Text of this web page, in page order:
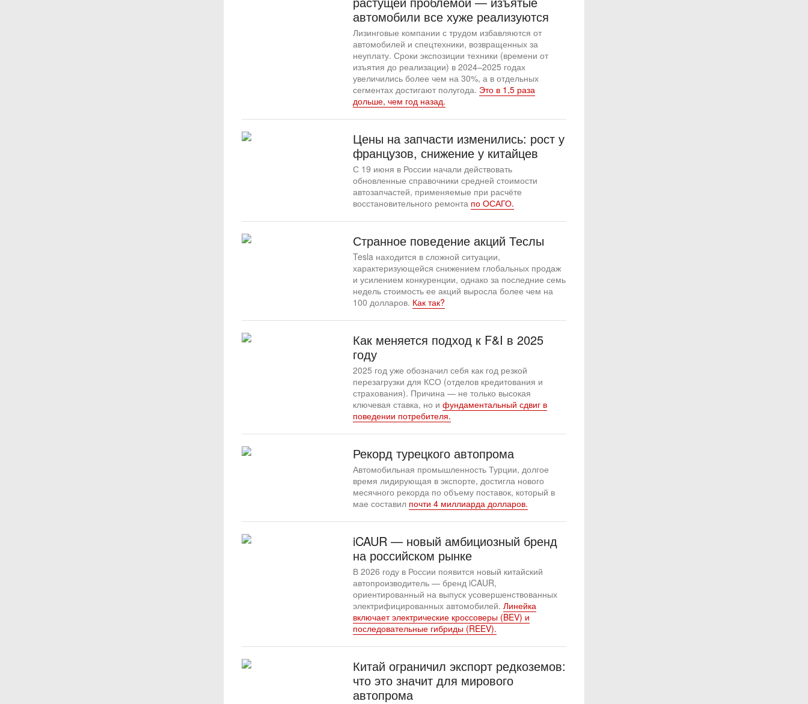
автомобили все хуже реализуются
Лизинговые компании с трудом избавляются от
автомобилей и спецтехники, возвращенных за
неуплату. Сроки экспозиции техники (времени от
изъятия до реализации) в 2024–2025 годах
увеличились более чем на 30%, а в отдельных
сегментах достигают полугода. Это в 1,5 раза
дольше, чем год назад.
Цены на запчасти изменились: рост у
французов, снижение у китайцев
С 19 июня в России начали действовать
обновленные справочники средней стоимости
автозапчастей, применяемые при расчёте
восстановительного ремонта по ОСАГО.
Странное поведение акций Теслы
Tesla находится в сложной ситуации,
характеризующейся снижением глобальных продаж
и усилением конкуренции, однако за последние семь
недель стоимость ее акций выросла более чем на
100 долларов. Как так?
Как меняется подход к F&I в 2025
году
2025 год уже обозначил себя как год резкой
перезагрузки для КСО (отделов кредитования и
страхования). Причина — не только высокая
ключевая ставка, но и фундаментальный сдвиг в
поведении потребителя.
Рекорд турецкого автопрома
Автомобильная промышленность Турции, долгое
время лидирующая в экспорте, достигла нового
месячного рекорда по объему поставок, который в
мае составил почти 4 миллиарда долларов.
iCAUR — новый амбициозный бренд
на российском рынке
В 2026 году в России появится новый китайский
автопроизводитель — бренд iCAUR,
ориентированный на выпуск усовершенствованных
электрифицированных автомобилей. Линейка
включает электрические кроссоверы (BEV) и
последовательные гибриды (REEV).
Китай ограничил экспорт редкоземов:
что это значит для мирового
автопрома